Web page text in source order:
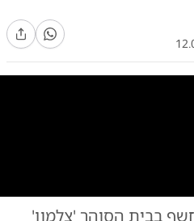
צילום: צילום: דוברות בתי הסוהר
בבית הסוהר 'צלמון'